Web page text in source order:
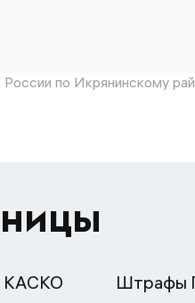
по Икрянинскому
КАСКО Штрафы